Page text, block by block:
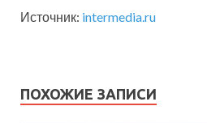
Источник: intermedia.ru
ПОХОЖИЕ ЗАПИСИ